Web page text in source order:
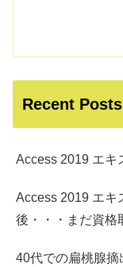
Recent Posts
Access 2019 エキ
Access 2019 エキ
後・・・まだ資格
40代での扁桃腺摘